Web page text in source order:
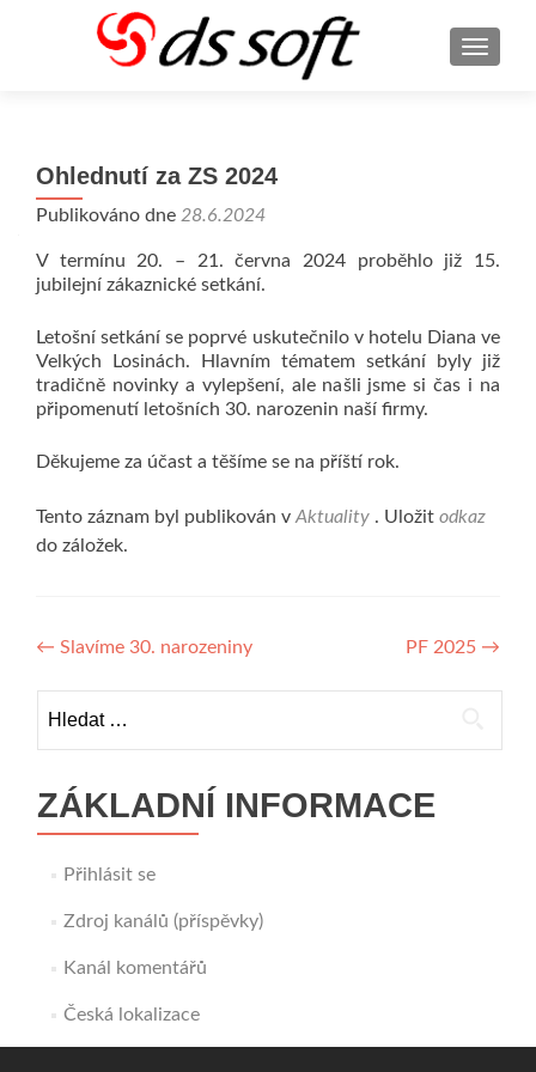
Ohlednutí za ZS 2024
Publikováno dne 28.6.2024
V termínu 20. – 21. června 2024 proběhlo již 15.
jubilejní zákaznické setkání.
Letošní setkání se poprvé uskutečnilo v hotelu Diana ve
Velkých Losinách. Hlavním tématem setkání byly již
tradičně novinky a vylepšení, ale našli jsme si čas i na
připomenutí letošních 30. narozenin naší firmy.
Děkujeme za účast a těšíme se na příští rok.
Tento záznam byl publikován v Aktuality . Uložit odkaz
do záložek.
Navigace
pro
příspěvek
← Slavíme 30. narozeniny PF 2025 →
ZÁKLADNÍ INFORMACE
Přihlásit se
Zdroj kanálů (příspěvky)
Kanál komentářů
Česká lokalizace